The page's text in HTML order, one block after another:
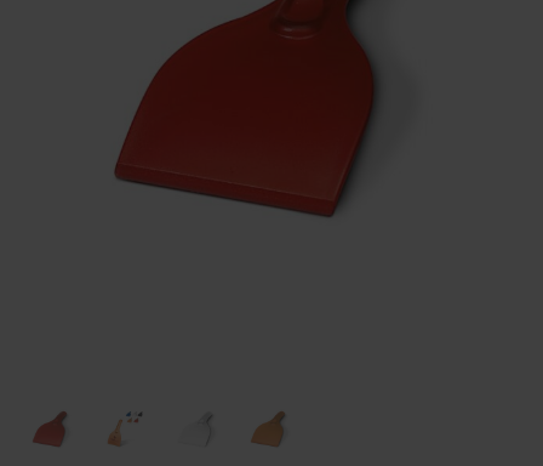
Huis & Lifestyle
Outdoor & Vrije Tijd
Auto & Veiligheid
Gezondheid & Verzorging